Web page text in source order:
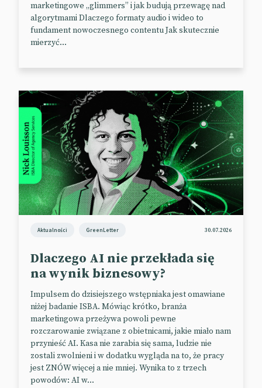
marketingowe „glimmers” i jak budują przewagę nad
algorytmami Dlaczego formaty audio i wideo to
fundament nowoczesnego contentu Jak skutecznie
mierzyć...
Aktualności GreenLetter 30.07.2026
Dlaczego AI nie przekłada się
na wynik biznesowy?
Impulsem do dzisiejszego wstępniaka jest omawiane
niżej badanie ISBA. Mówiąc krótko, branża
marketingowa przeżywa powoli pewne
rozczarowanie związane z obietnicami, jakie miało nam
przynieść AI. Kasa nie zarabia się sama, ludzie nie
zostali zwolnieni i w dodatku wygląda na to, że pracy
jest ZNÓW więcej a nie mniej. Wynika to z trzech
powodów: AI w...